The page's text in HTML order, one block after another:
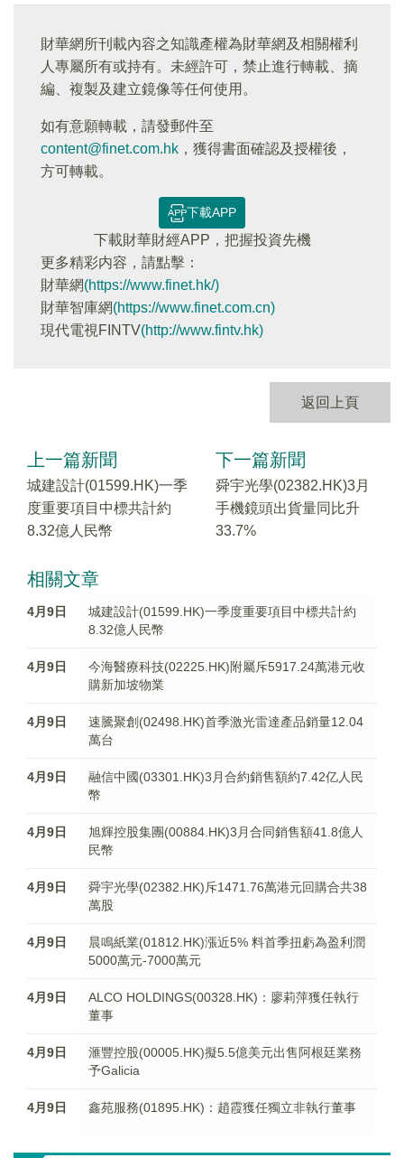
財華網所刊載內容之知識產權為財華網及相關權利
人專屬所有或持有。未經許可，禁止進行轉載、摘
編、複製及建立鏡像等任何使用。
如有意願轉載，請發郵件至
content@finet.com.hk ，獲得書面確認及授權後，
方可轉載。
下載APP
下載財華財經APP，把握投資先機
更多精彩内容，請點擊：
財華網(https://www.finet.hk/)
財華智庫網(https://www.finet.com.cn)
現代電視FINTV(http://www.fintv.hk)
返回上頁
上一篇新聞
城建設計(01599.HK)一季
度重要項目中標共計約
8.32億人民幣
下一篇新聞
舜宇光學(02382.HK)3月
手機鏡頭出貨量同比升
33.7%
相關文章
4月9日
城建設計(01599.HK)一季度重要項目中標共計約
8.32億人民幣
4月9日
今海醫療科技(02225.HK)附屬斥5917.24萬港元收
購新加坡物業
4月9日
速騰聚創(02498.HK)首季激光雷達產品銷量12.04
萬台
4月9日
融信中國(03301.HK)3月合約銷售額約7.42亿人民
幣
4月9日
旭輝控股集團(00884.HK)3月合同銷售額41.8億人
民幣
4月9日
舜宇光學(02382.HK)斥1471.76萬港元回購合共38
萬股
4月9日
晨鳴紙業(01812.HK)漲近5% 料首季扭虧為盈利潤
5000萬元-7000萬元
4月9日
ALCO HOLDINGS(00328.HK)：廖莉萍獲任執行
董事
4月9日
滙豐控股(00005.HK)擬5.5億美元出售阿根廷業務
予Galicia
4月9日 鑫苑服務(01895.HK)：趙霞獲任獨立非執行董事